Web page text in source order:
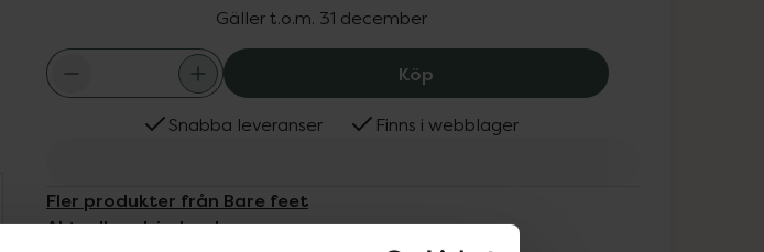
Gäller t.o.m. 31 december
Köp Bare feet Cracked Heel Balm, 83.68
Snabba leveranser Finns i webblager
Fler produkter från Bare feet
Aktuella erbjudanden